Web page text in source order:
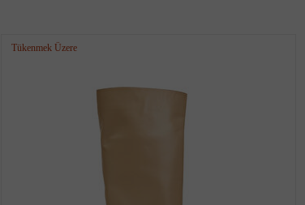
Tükenmek Üzere